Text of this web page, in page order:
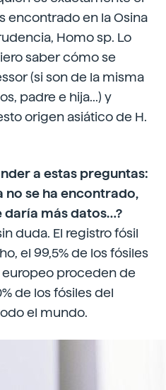
encontrado en la Osina
Homo sp. Lo
saber cómo se
(si son de la misma
padre e hija...) y
origen asiático de H.
a estas preguntas:
se ha encontrado,
daría más datos…?
duda. El registro fósil
el 99,5% de los fósiles
proceden de
de los fósiles del
el mundo.